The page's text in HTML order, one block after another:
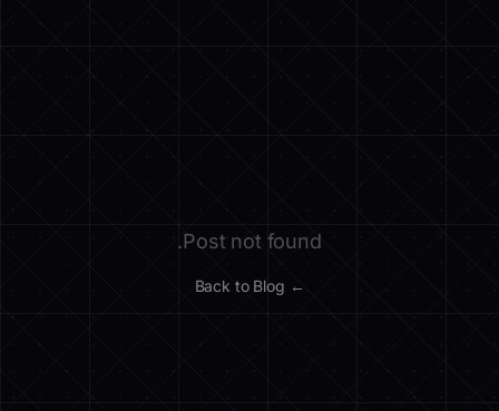
Post not found.
← Back to Blog